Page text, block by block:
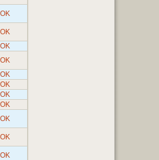
OK
OK
OK
OK
OK
OK
OK
OK
OK
OK
OK